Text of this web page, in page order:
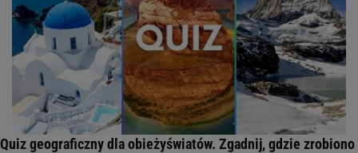
Quiz geograficzny dla obieżyświatów. Zgadnij, gdzie zrobiono